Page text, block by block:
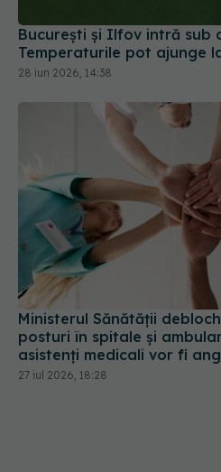
Ministerul Sănătății
posturi în spitale și
asistenți medicali vor fi
27 iul 2026, 18:28